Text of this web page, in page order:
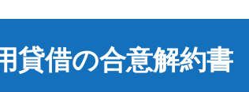
貸借の合意解約書